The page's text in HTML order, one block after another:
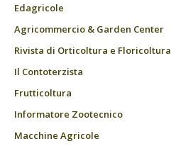
Edagricole
Agricommercio & Garden Center
Rivista di Orticoltura e Floricoltura
Il Contoterzista
Frutticoltura
Informatore Zootecnico
Macchine Agricole